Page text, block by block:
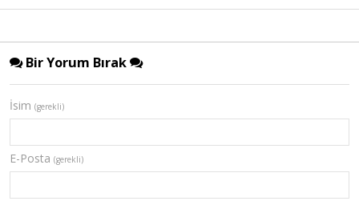
Bir Yorum Bırak
İsim (gerekli)
E-Posta (gerekli)